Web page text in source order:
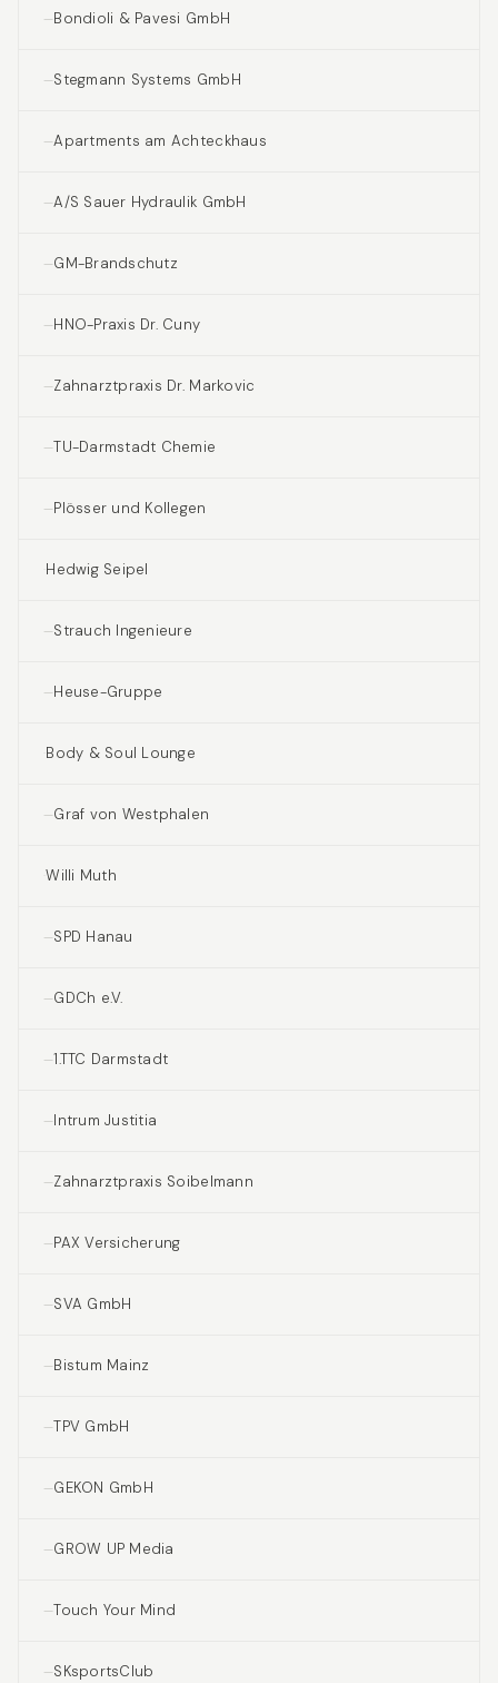
Bondioli & Pavesi GmbH
Stegmann Systems GmbH
Apartments am Achteckhaus
A/S Sauer Hydraulik GmbH
GM-Brandschutz
HNO-Praxis Dr. Cuny
Zahnarztpraxis Dr. Markovic
TU-Darmstadt Chemie
Plösser und Kollegen
Hedwig Seipel
Strauch Ingenieure
Heuse-Gruppe
Body & Soul Lounge
Graf von Westphalen
Willi Muth
SPD Hanau
GDCh e.V.
1.TTC Darmstadt
Intrum Justitia
Zahnarztpraxis Soibelmann
PAX Versicherung
SVA GmbH
Bistum Mainz
TPV GmbH
GEKON GmbH
GROW UP Media
Touch Your Mind
SKsportsClub